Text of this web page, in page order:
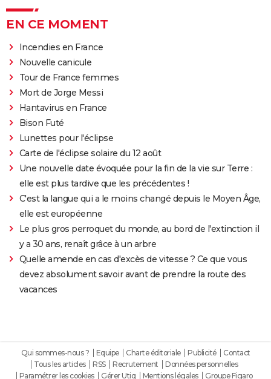
EN CE MOMENT
Incendies en France
Nouvelle canicule
Tour de France femmes
Mort de Jorge Messi
Hantavirus en France
Bison Futé
Lunettes pour l'éclipse
Carte de l'éclipse solaire du 12 août
Une nouvelle date évoquée pour la fin de la vie sur Terre :
elle est plus tardive que les précédentes !
C'est la langue qui a le moins changé depuis le Moyen Âge,
elle est européenne
Le plus gros perroquet du monde, au bord de l'extinction il
y a 30 ans, renaît grâce à un arbre
Quelle amende en cas d'excès de vitesse ? Ce que vous
devez absolument savoir avant de prendre la route des
vacances
Qui sommes-nous ? Equipe Charte éditoriale Publicité
Contact
Tous les articles
RSS Recrutement
Données personnelles
Paramétrer les cookies
Gérer Utiq Mentions légales Groupe Figaro